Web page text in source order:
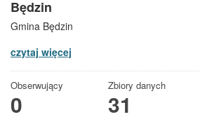
Będzin
Gmina Będzin
czytaj więcej
Obserwujący
0
Zbiory danych
31